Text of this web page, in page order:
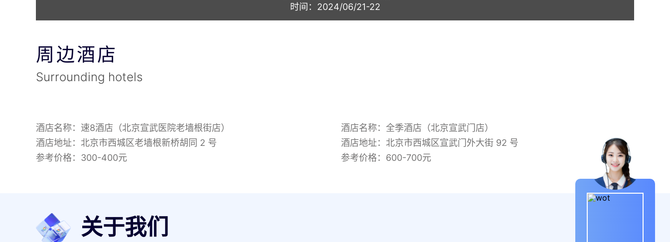
时间：2024/06/21-22
周边酒店
Surrounding hotels
酒店名称：速8酒店（北京宣武医院老墙根街店）
酒店地址：北京市西城区老墙根新桥胡同 2 号
参考价格：300-400元
酒店名称：全季酒店（北京宣武门店）
酒店地址：北京市西城区宣武门外大街 92 号
参考价格：600-700元
关于我们